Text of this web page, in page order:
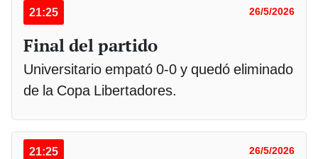
21:25 26/5/2026
Final del partido
Universitario empató 0-0 y quedó eliminado
de la Copa Libertadores.
21:25 26/5/2026